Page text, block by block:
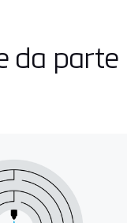
da parte